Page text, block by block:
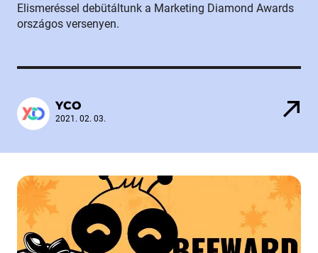
Elismeréssel debütáltunk a Marketing Diamond Awards
országos versenyen.
YCO
2021. 02. 03.